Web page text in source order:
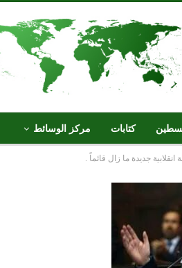
كتابات مركز الوسائط
جديدة ما زال قائماً .